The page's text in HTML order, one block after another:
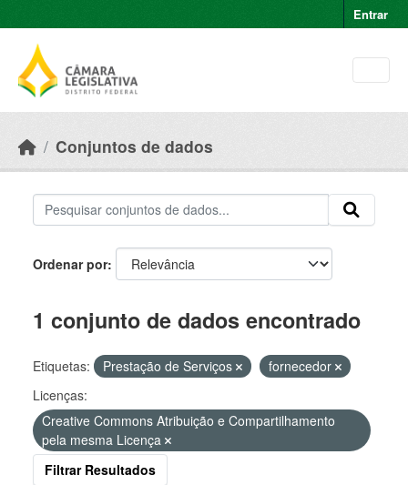
Entrar
Conjuntos de dados
Ordenar por
1 conjunto de dados encontrado
Etiquetas: Prestação de Serviços
fornecedor
Licenças:
Creative Commons Atribuição e Compartilhamento
pela mesma Licença
Filtrar Resultados